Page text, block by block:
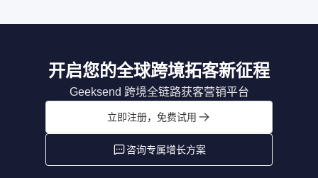
开启您的全球跨境拓客新征程
Geeksend 跨境全链路获客营销平台
立即注册，免费试用
咨询专属增长方案